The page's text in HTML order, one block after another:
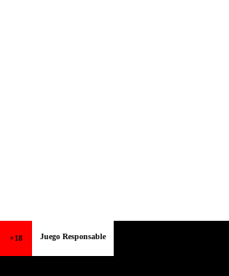
+18 Juego Responsable